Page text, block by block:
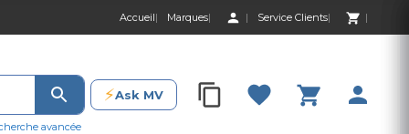
Accueil Marques Service Clients
0 Produit 0,00
avancée
⚡Ask MV 0 Produit 0,00 DH